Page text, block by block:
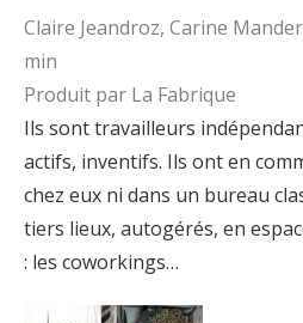
Claire Jeandroz, Carine
min
Produit par La Fabrique
Ils sont travailleurs
actifs, inventifs. Ils ont en
chez eux ni dans un bureau
tiers lieux, autogérés, en
: les coworkings…